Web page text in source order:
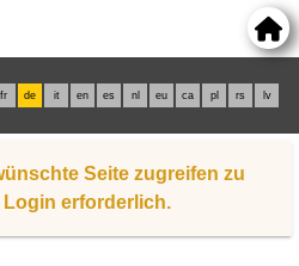
fr de it en es nl eu ca pl rs lv
Seite zugreifen zu
Login erforderlich.